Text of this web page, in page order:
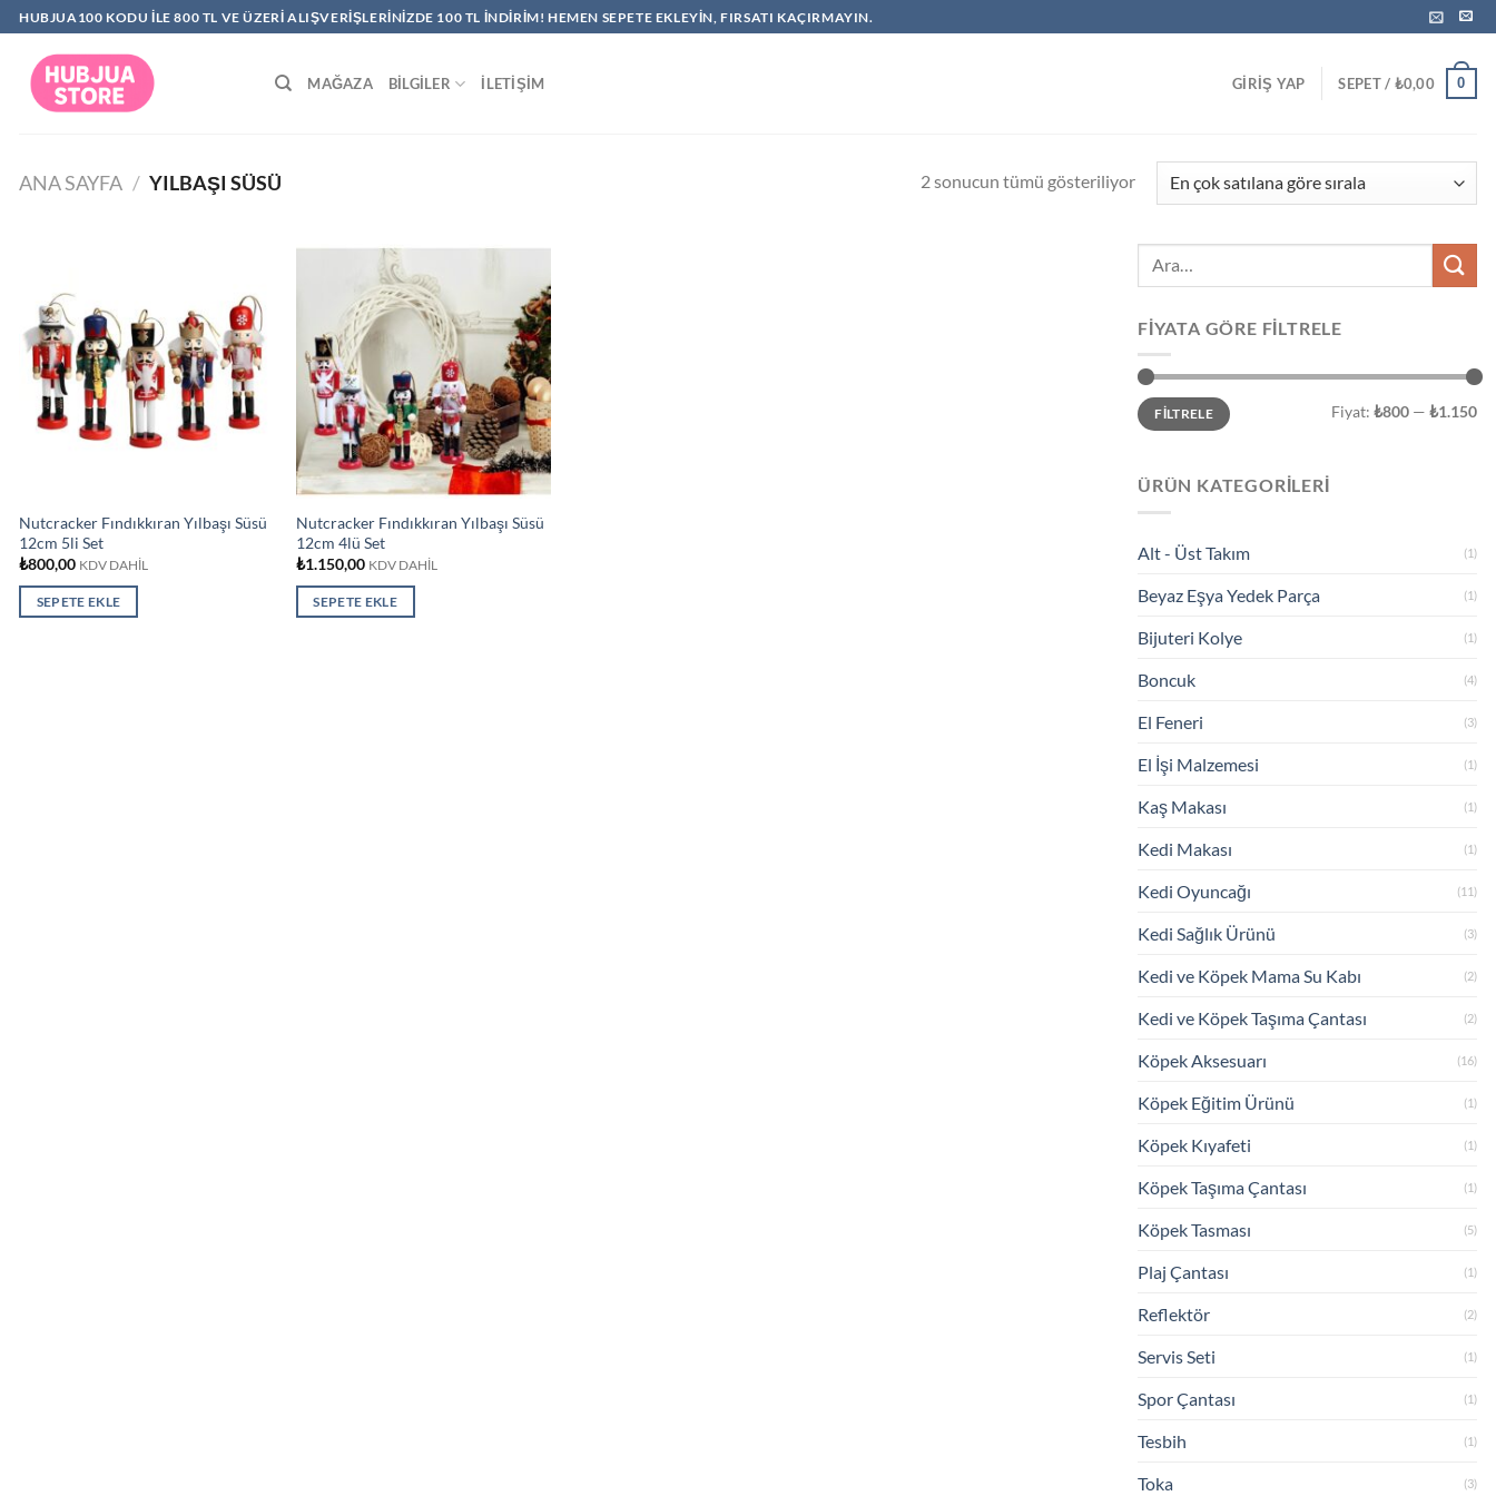
İçeriğe
atla
HUBJUA100 KODU ILE 800 TL VE ÜZERI ALIŞVERIŞLERINIZDE 100 TL INDIRIM! HEMEN SEPETE EKLEYIN, FIRSATI KAÇIRMAYIN.
MAĞAZA BILGILER İLETIŞIM GIRIŞ YAP SEPET / ₺0,00 0
ANA SAYFA / YILBAŞI SÜSÜ 2 sonucun tümü gösteriliyorPopülerliğe
göre
Nutcracker Fındıkkıran Yılbaşı Süsü
12cm 5li Set
₺800,00 KDV DAHİL
SEPETE EKLE
Nutcracker Fındıkkıran Yılbaşı Süsü
12cm 4lü Set
₺1.150,00 KDV DAHİL
SEPETE EKLE
Ara:
FIYATA GÖRE FILTRELE
En
düşük
fiyat
En
yüksek
fiyat
FILTRELE Fiyat: ₺800 — ₺1.150
ÜRÜN KATEGORILERI
Alt - Üst Takım (1)
Beyaz Eşya Yedek Parça (1)
Bijuteri Kolye (1)
Boncuk (4)
El Feneri (3)
El İşi Malzemesi (1)
Kaş Makası (1)
Kedi Makası (1)
Kedi Oyuncağı (11)
Kedi Sağlık Ürünü (3)
Kedi ve Köpek Mama Su Kabı (2)
Kedi ve Köpek Taşıma Çantası (2)
Köpek Aksesuarı (16)
Köpek Eğitim Ürünü (1)
Köpek Kıyafeti (1)
Köpek Taşıma Çantası (1)
Köpek Tasması (5)
Plaj Çantası (1)
Reflektör (2)
Servis Seti (1)
Spor Çantası (1)
Tesbih (1)
Toka (3)